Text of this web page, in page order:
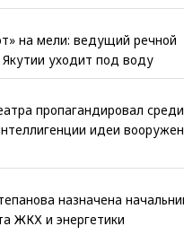
на мели: ведущий речной
Якутии уходит под воду
пропагандировал среди
идеи
назначена
ЖКХ и энергетики